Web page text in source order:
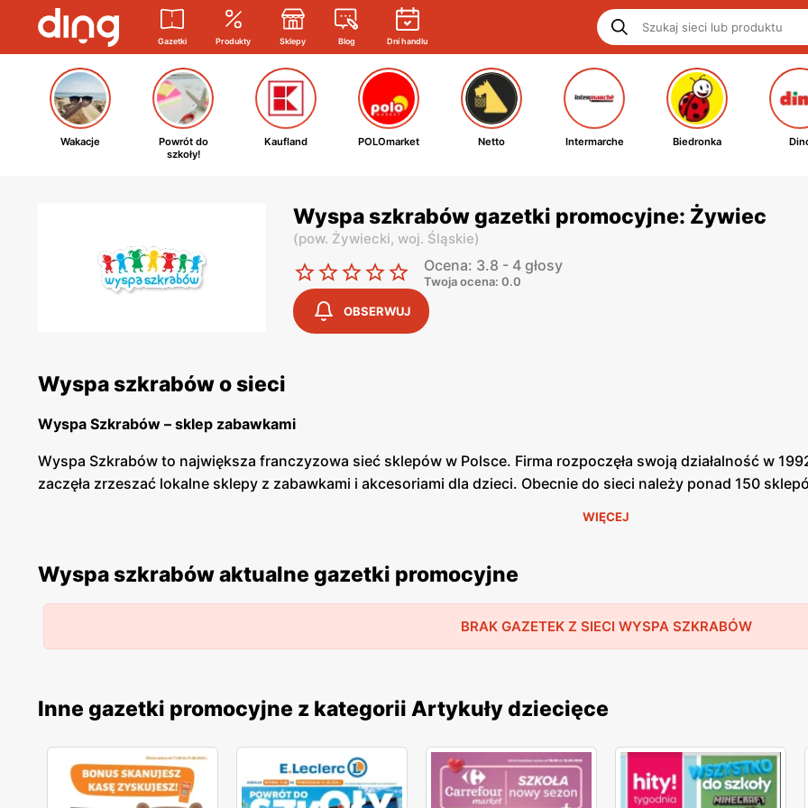
Gazetki Produkty Sklepy Blog Dni handlu
Wakacje
Powrót do
szkoły!
Kaufland POLOmarket Netto Intermarche Biedronka
Wyspa szkrabów gazetki promocyjne: Żywiec
(pow. Żywiecki, woj. Śląskie)
Ocena: 3.8 - 4 głosy
Twoja ocena: 0.0
OBSERWUJ
Wyspa szkrabów o sieci
Wyspa Szkrabów – sklep zabawkami
Wyspa Szkrabów to największa franczyzowa sieć sklepów w Polsce. Firma rozpoczęła swoją działalność w
zaczęła zrzeszać lokalne sklepy z zabawkami i akcesoriami dla dzieci. Obecnie do sieci należy ponad 150
zabraknie też gier przeznaczonych dla całej rodziny. Firma stara się zapewnić swoim młodym klientom
Szkrabów znajdziemy zabawki i akcesoria dziecięce takich firm jak: Trefl, Cobi, LEGO, Playmobill, Hasbro,
aktualne gratisy oraz promocyjne produkty. Dla stałych klientów są dostępne różne rabaty i okazje.
WIĘCEJ
Wyspa szkrabów aktualne gazetki promocyjne
BRAK GAZETEK Z SIECI WYSPA SZKRABÓW
Inne gazetki promocyjne z kategorii Artykuły dziecięce